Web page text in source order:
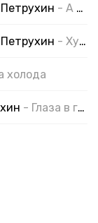
- А любовь она
- Хуторяночка
холода
- Глаза в глаза